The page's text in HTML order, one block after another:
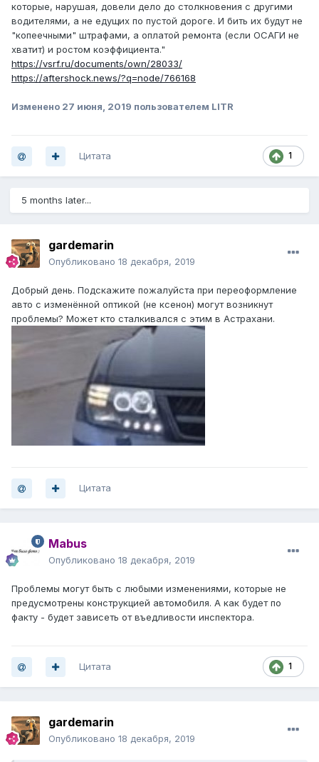
которые, нарушая, довели дело до столкновения с другими
водителями, а не едущих по пустой дороге. И бить их будут не
"копеечными" штрафами, а оплатой ремонта (если ОСАГИ не
хватит) и ростом коэффициента."
https://vsrf.ru/documents/own/28033/
https://aftershock.news/?q=node/766168
Изменено 27 июня, 2019 пользователем LITR
1
Цитата
5 months later...
gardemarin
Опубликовано 18 декабря, 2019
Добрый день. Подскажите пожалуйста при переоформление
авто с изменённой оптикой (не ксенон) могут возникнут
проблемы? Может кто сталкивался с этим в Астрахани.
Цитата
Mabus
Опубликовано 18 декабря, 2019
Проблемы могут быть с любыми изменениями, которые не
предусмотрены конструкцией автомобиля. А как будет по
факту - будет зависеть от въедливости инспектора.
1
Цитата
gardemarin
Опубликовано 18 декабря, 2019